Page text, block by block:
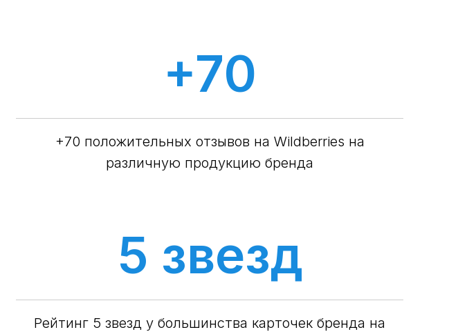
+70
+70 положительных отзывов на Wildberries на
различную продукцию бренда
5 звезд
Рейтинг 5 звезд у большинства карточек бренда на